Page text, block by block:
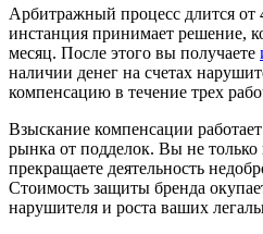
Арбитражный процесс длится от
инстанция принимает решение,
месяц. После этого вы получаете
наличии денег на счетах
компенсацию в течение трех
Взыскание компенсации
рынка от подделок. Вы не только
прекращаете деятельность
Стоимость защиты бренда
нарушителя и роста ваших